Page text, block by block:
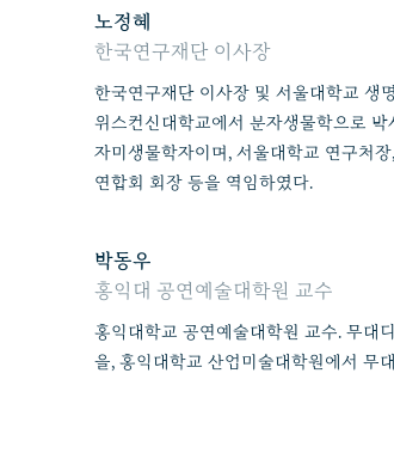
노정혜
한국연구재단 이사장
한국연구재단 이사장 및 서울대학교 생
위스컨신대학교에서 분자생물학으로
자미생물학자이며, 서울대학교 연구처
연합회 회장 등을 역임하였다.
박동우
홍익대 공연예술대학원 교수
홍익대학교 공연예술대학원 교수. 무대
을, 홍익대학교 산업미술대학원에서 무